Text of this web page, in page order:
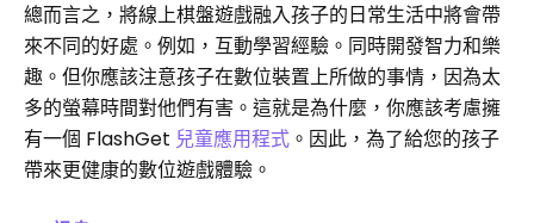
總而言之，將線上棋盤遊戲融入孩子的日常生活中將會帶
來不同的好處。例如，互動學習經驗。同時開發智力和樂
趣。但你應該注意孩子在數位裝置上所做的事情，因為太
多的螢幕時間對他們有害。這就是為什麼，你應該考慮擁
有一個 FlashGet 兒童應用程式 。因此，為了給您的孩子
帶來更健康的數位遊戲體驗。